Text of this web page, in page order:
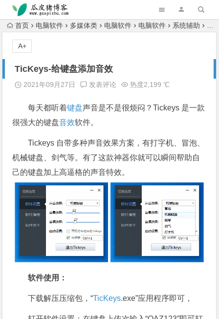
跳转到主内容
首页 电脑软件 多媒体类 电脑软件 电脑软件 系统辅助
TicKeys-给键盘添加音效
2021年09月27日 发表评论 热度2,199 ℃
每天都听着键盘声音是不是很烦闷？Tickeys 是一款
很强大的键盘音效软件。
Tickeys 自带多种声音效果方案，有打字机、冒泡、
机械键盘、剑气等。有了这款神器你就可以瞬间帮助自
己的键盘加上高逼格的声音特效。
软件使用：
下载解压压缩包，“TicKeys.exe”应用程序即可，
A+